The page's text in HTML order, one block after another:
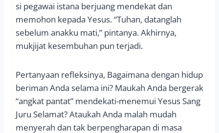
si pegawai istana berjuang mendekat dan
memohon kepada Yesus. “Tuhan, datanglah
sebelum anakku mati,” pintanya. Akhirnya,
mukjijat kesembuhan pun terjadi.
Pertanyaan refleksinya, Bagaimana dengan hidup
beriman Anda selama ini? Maukah Anda bergerak
“angkat pantat” mendekati-menemui Yesus Sang
Juru Selamat? Ataukah Anda malah mudah
menyerah dan tak berpengharapan di masa